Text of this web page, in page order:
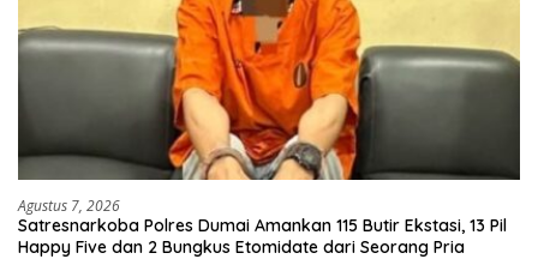
Agustus 7, 2026
Satresnarkoba Polres Dumai Amankan 115 Butir Ekstasi, 13 Pil
Happy Five dan 2 Bungkus Etomidate dari Seorang Pria